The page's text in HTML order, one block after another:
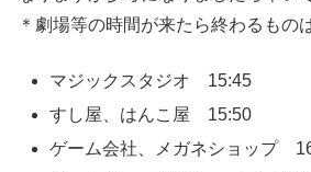
＊劇場等の時間が来たら終わるもの
マジックスタジオ 15:45
すし屋、はんこ屋 15:50
ゲーム会社、メガネショップ